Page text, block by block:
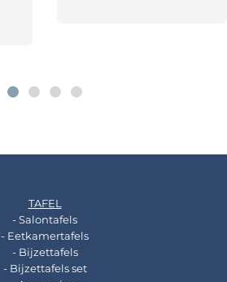
TAFEL
- Salontafels
- Eetkamertafels
- Bijzettafels
- Bijzettafels set